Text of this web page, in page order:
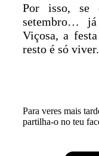
Por isso, se
setembro…
Viçosa, a
resto é só viver.
Para veres mais
partilha-o no teu